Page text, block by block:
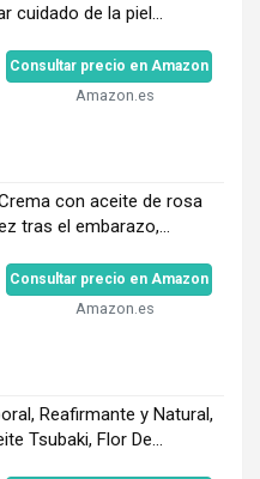
cuidado de la piel...
Consultar precio en Amazon
Amazon.es
con aceite de rosa
tras el embarazo,...
Consultar precio en Amazon
Amazon.es
Reafirmante y Natural,
Tsubaki, Flor De...